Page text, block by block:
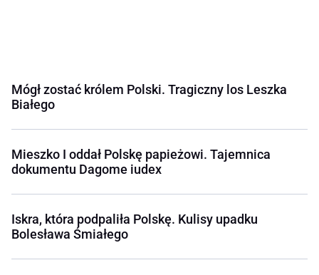
Mógł zostać królem Polski. Tragiczny los Leszka
Białego
Mieszko I oddał Polskę papieżowi. Tajemnica
dokumentu Dagome iudex
Iskra, która podpaliła Polskę. Kulisy upadku
Bolesława Śmiałego